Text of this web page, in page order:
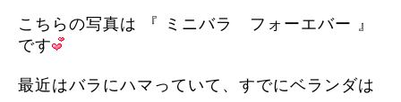
こちらの写真は 『 ミニバラ フォーエバー 』
です
最近はバラにハマっていて、すでにベランダは